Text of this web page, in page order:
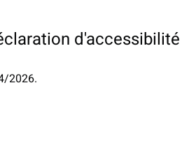
d'accessibilité
2026.